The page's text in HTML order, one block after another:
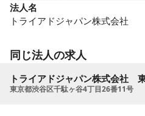
法人名
トライアドジャパン株式会社
同じ法人の求人
トライアドジャパン株式会社
東京都渋谷区千駄ヶ谷4丁目26番11号